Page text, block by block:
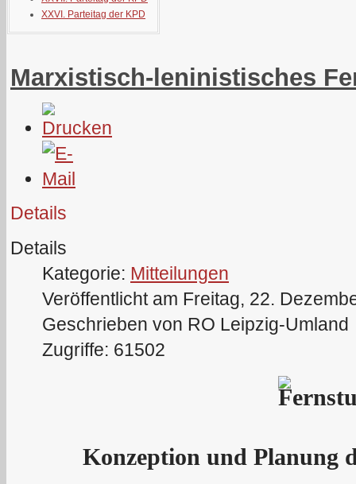
XXVI. Parteitag der KPD
Marxistisch-leninistisches
Details
Details
Kategorie: Mitteilungen
Veröffentlicht am Freitag, 22.
Geschrieben von RO Leipzig-Umland
Zugriffe: 61502
Konzeption und Planung